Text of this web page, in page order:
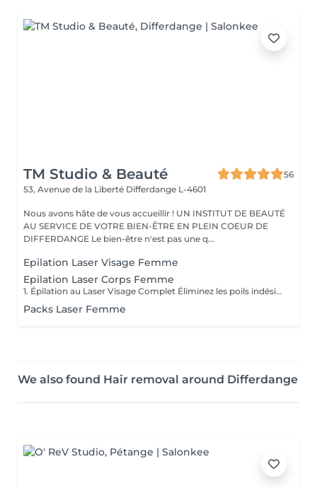
TM Studio & Beauté
56
53, Avenue de la Liberté Differdange L-4601
Nous avons hâte de vous accueillir ! UN INSTITUT DE BEAUTÉ
AU SERVICE DE VOTRE BIEN-ÊTRE EN PLEIN COEUR DE
DIFFERDANGE Le bien-être n'est pas une q...
Epilation Laser Visage Femme
Epilation Laser Corps Femme
1. Épilation au Laser Visage Complet Éliminez les poils indésirables du visage grâce à notre épilation au laser sûre et efficace. Nous traitons des zones telles que la lèvre supérieure, le menton, le front et les favoris, pour une peau plus lisse et uniforme. Idéal pour des résultats durables sans irritation. 2. Épilation au Laser Lèvre Supérieure Dites adieu au duvet avec notre épilation au laser ! Un traitement rapide, indolore et efficace pour éliminer les poils indésirables et réduire leur repousse, laissant votre peau douce et sans taches causées par d'autres méthodes d'épilation. 3. Épilation au Laser Aisselles Obtenez des aisselles douces et sans taches grâce à l'épilation au laser ! Ce traitement élimine progressivement les poils indésirables et réduit la nécessité d'une épilation fréquente, offrant confort et praticité au quotidien. 4. Épilation au Laser Bras Complets Dites adieu aux poils sur les bras avec notre technologie d'épilation au laser. Le traitement est sûr et efficace, garantissant une peau lisse et sans irritation causée par les rasoirs ou la cire. 5. Épilation au Laser Demi-Jambes Éliminez les poils de la partie inférieure des jambes avec l'épilation au laser et obtenez une peau lisse plus longtemps. Ce traitement réduit progressivement la repousse des poils, garantissant confort et praticité. 6. Épilation au Laser Jambes Complètes La solution idéale pour des jambes parfaitement lisses ! Notre épilation au laser élimine les poils des cuisses jusqu'aux pieds, garantissant une peau douce et sans irritation. Dites adieu à la cire et aux rasoirs ! 7. Épilation au Laser Maillot Complet Obtenez une peau douce et sans irritation avec l'épilation au laser du maillot complet. Cette méthode moderne élimine les poils de manière progressive, offrant confort et praticité au quotidien. 8. Épilation au Laser Ligne du Maillot Idéal pour celles qui souhaitent garder cette zone soignée sans douleur. L'épilation au laser de la ligne du maillot réduit la repousse des poils et prévient les irritations causées par les méthodes traditionnelles. 9. Épilation au Laser Fesses Éliminez les poils indésirables de la zone des fesses en toute sécurité et efficacité. L'épilation au laser garantit une peau lisse et douce, sans les désagréments des autres méthodes
Packs Laser Femme
We also found Hair removal around Differdange